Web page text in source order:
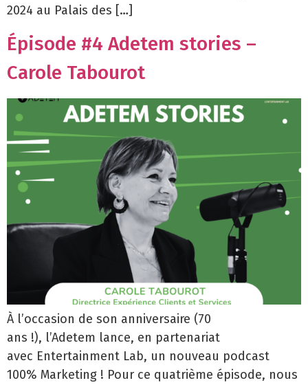
2024 au Palais des […]
Épisode #4 Adetem stories –
Carole Tabourot
À l’occasion de son anniversaire (70
ans !), l’Adetem lance, en partenariat
avec Entertainment Lab, un nouveau podcast
100% Marketing ! Pour ce quatrième épisode, nous